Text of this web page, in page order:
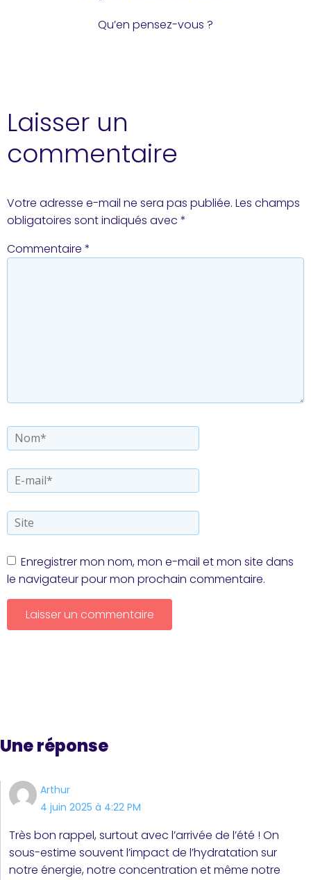
Qu’en pensez-vous ?
Laisser un
commentaire
Votre adresse e-mail ne sera pas publiée. Les champs
obligatoires sont indiqués avec *
Commentaire *
Nom*
E-
mail*
Site
Enregistrer mon nom, mon e-mail et mon site dans
le navigateur pour mon prochain commentaire.
Une réponse
Arthur
4 juin 2025 à 4:22 PM
Très bon rappel, surtout avec l’arrivée de l’été ! On
sous-estime souvent l’impact de l’hydratation sur
notre énergie, notre concentration et même notre